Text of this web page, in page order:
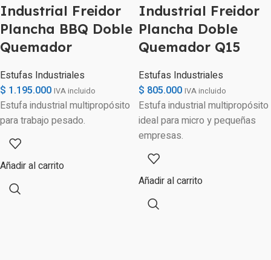
Industrial Freidor
Plancha BBQ Doble
Quemador
Estufas Industriales
$ 1.195.000 IVA incluido
Estufa industrial multipropósito
para trabajo pesado.
Añadir al carrito
Industrial Freidor
Plancha Doble
Quemador Q15
Estufas Industriales
$ 805.000 IVA incluido
Estufa industrial multipropósito
ideal para micro y pequeñas
empresas.
Añadir al carrito